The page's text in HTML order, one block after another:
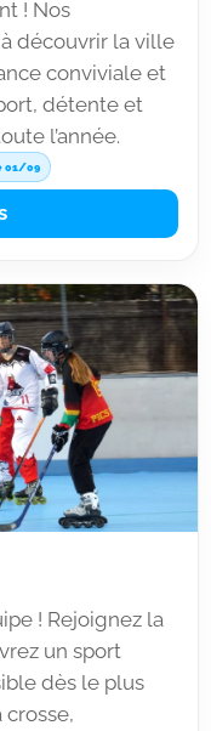
! Nos
découvrir la ville
conviviale et
détente et
l’année.
01/09
! Rejoignez la
un sport
dès le plus
crosse,